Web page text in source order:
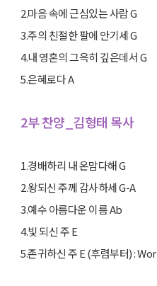
2.마음 속에 근심있는 사람 G
3.주의 친절한 팔에 안기세 G
4.내 영혼의 그윽히 깊은데서 G
5.은혜로다 A
2부 찬양_김형태 목사
1.경배하리 내 온맘다해 G
2.왕되신 주께 감사하세 G-A
3.예수 아름다운 이름 Ab
4.빛 되신 주 E
5.존귀하신 주 E (후렴부터) :